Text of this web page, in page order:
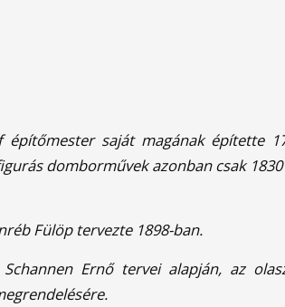
saját magának építette
domborművek azonban csak
Fülöp tervezte 1898-ban.
Ernő tervei alapján, az